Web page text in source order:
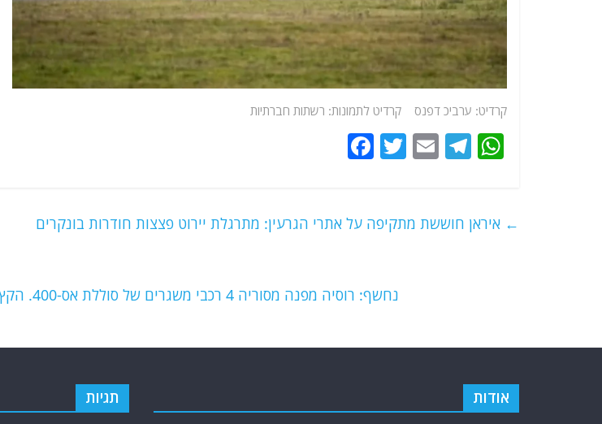
קרדיט: ערביכ דפנס קרדיט לתמונות: רשתות חברתיות
W
s
T
g
E
l
T
er
e
o
← איראן חוששת מתקיפה על אתרי הגרעין: מתרגלת יירוט פצצות חודרות בונקרים
נחשף: רוסיה מפנה מסוריה 4 רכבי משגרים של סוללת אס-400. הקץ לנוכחות הצבאית?
אודות תגיות